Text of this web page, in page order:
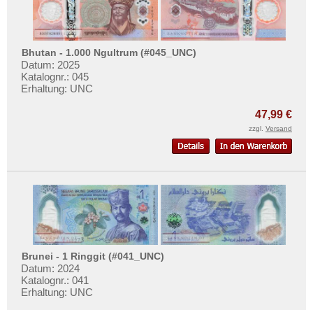
Bhutan - 1.000 Ngultrum (#045_UNC)
Datum: 2025
Katalognr.: 045
Erhaltung: UNC
47,99 €
zzgl. Versand
Brunei - 1 Ringgit (#041_UNC)
Datum: 2024
Katalognr.: 041
Erhaltung: UNC